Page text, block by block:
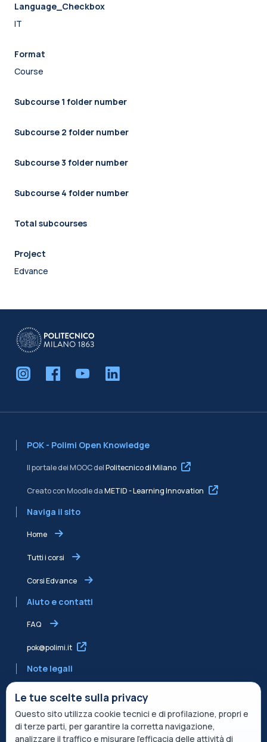
Language_Checkbox
IT
Format
Course
Subcourse 1 folder number
Subcourse 2 folder number
Subcourse 3 folder number
Subcourse 4 folder number
Total subcourses
Project
Edvance
POK - Polimi Open Knowledge
Il portale dei MOOC delPolitecnico di Milano
Creato con Moodle daMETID - Learning Innovation
Naviga il sito
Home
Tutti i corsi
Corsi Edvance
Aiuto e contatti
FAQ
pok@polimi.it
Note legali
Informativa condivisa Edvance per il trattamento dei dati
Termini di servizio
Le tue scelte sulla privacy
Questo sito utilizza cookie tecnici e di profilazione, propri e
di terze parti, per garantire la corretta navigazione,
analizzare il traffico e misurare l’efficacia delle attività di